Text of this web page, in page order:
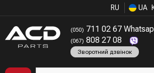
RU UA
(050) 711 02 67
(067) 808 27 08
Зворотний дзвінок